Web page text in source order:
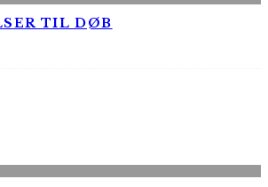
TIL DØB